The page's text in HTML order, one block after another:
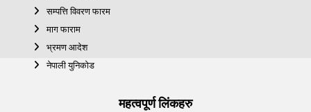
सम्पत्ति विवरण फारम
माग फाराम
भ्रमण आदेश
नेपाली युनिकोड
महत्वपूर्ण लिंकहरु